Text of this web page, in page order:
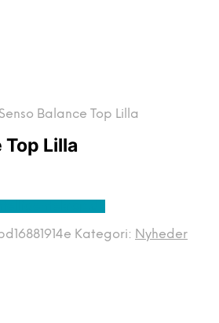
Senso Balance Top Lilla
Top Lilla
Kategori: Nyheder